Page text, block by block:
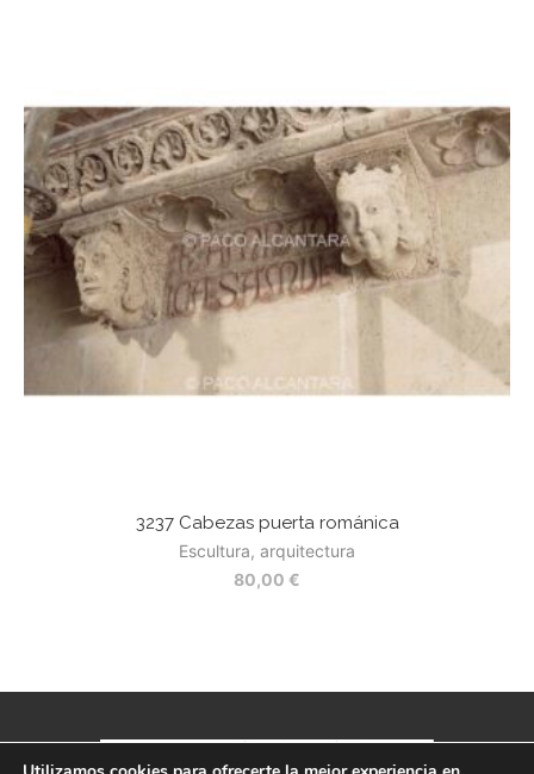
3237 Cabezas puerta románica
Escultura, arquitectura
80,00 €